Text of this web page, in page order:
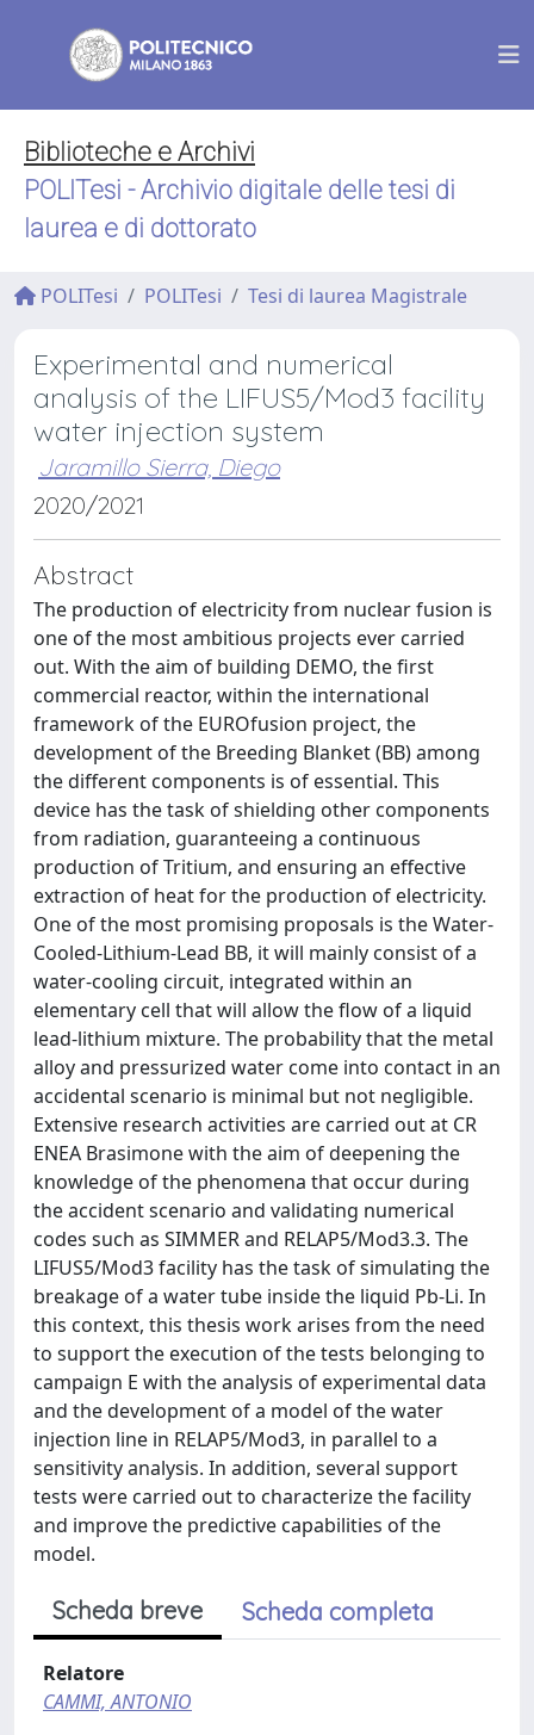
Biblioteche e Archivi
POLITesi - Archivio digitale delle tesi di
laurea e di dottorato
POLITesi POLITesi Tesi di laurea Magistrale
Experimental and numerical
analysis of the LIFUS5/Mod3 facility
water injection system
Jaramillo Sierra, Diego
2020/2021
Abstract
The production of electricity from nuclear fusion is
one of the most ambitious projects ever carried
out. With the aim of building DEMO, the first
commercial reactor, within the international
framework of the EUROfusion project, the
development of the Breeding Blanket (BB) among
the different components is of essential. This
device has the task of shielding other components
from radiation, guaranteeing a continuous
production of Tritium, and ensuring an effective
extraction of heat for the production of electricity.
One of the most promising proposals is the Water-
Cooled-Lithium-Lead BB, it will mainly consist of a
water-cooling circuit, integrated within an
elementary cell that will allow the flow of a liquid
lead-lithium mixture. The probability that the metal
alloy and pressurized water come into contact in an
accidental scenario is minimal but not negligible.
Extensive research activities are carried out at CR
ENEA Brasimone with the aim of deepening the
knowledge of the phenomena that occur during
the accident scenario and validating numerical
codes such as SIMMER and RELAP5/Mod3.3. The
LIFUS5/Mod3 facility has the task of simulating the
breakage of a water tube inside the liquid Pb-Li. In
this context, this thesis work arises from the need
to support the execution of the tests belonging to
campaign E with the analysis of experimental data
and the development of a model of the water
injection line in RELAP5/Mod3, in parallel to a
sensitivity analysis. In addition, several support
tests were carried out to characterize the facility
and improve the predictive capabilities of the
model.
Scheda breve Scheda completa
Relatore
CAMMI, ANTONIO